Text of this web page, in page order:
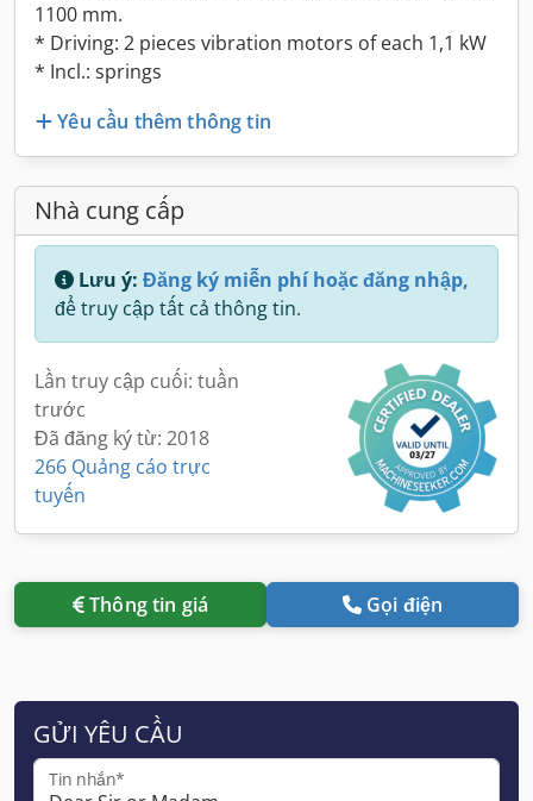
1100 mm.
* Driving: 2 pieces vibration motors of each 1,1 kW
* Incl.: springs
Yêu cầu thêm thông tin
Nhà cung cấp
Lưu ý: Đăng ký miễn phí hoặc đăng nhập,
để truy cập tất cả thông tin.
Lần truy cập cuối: tuần
trước
Đã đăng ký từ: 2018
266 Quảng cáo trực
tuyến
Thông tin giá Gọi điện
GỬI YÊU CẦU
Tin nhắn*